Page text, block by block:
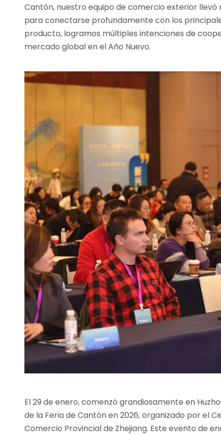
Cantón, nuestro equipo de comercio exterior
para conectarse profundamente con los
producto, logramos múltiples intenciones de
mercado global en el Año Nuevo.
El 29 de enero, comenzó grandiosamente en
de la Feria de Cantón en 2026, organizado por el
Comercio Provincial de Zhejiang. Este evento de